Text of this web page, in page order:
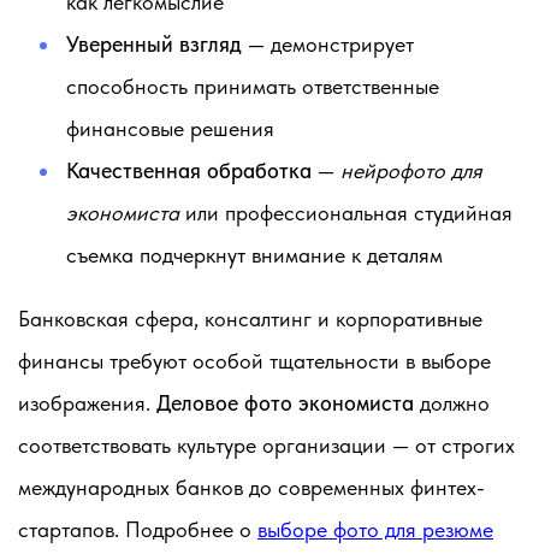
Уверенный взгляд — демонстрирует
способность принимать ответственные
финансовые решения
Качественная обработка — нейрофото для
экономистаили профессиональная студийная
съемка подчеркнут внимание к деталям
Банковская сфера, консалтинг и корпоративные
финансы требуют особой тщательности в выборе
изображения. Деловое фото экономиста должно
соответствовать культуре организации — от строгих
международных банков до современных финтех-
стартапов. Подробнее о выборе фото для резюме